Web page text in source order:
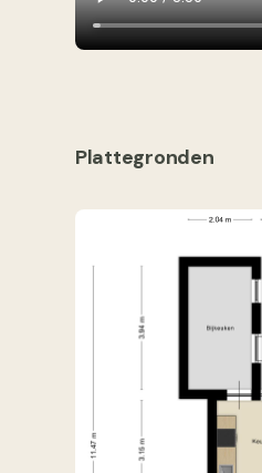
Plattegronden